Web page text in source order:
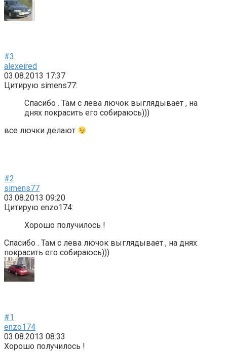
#3
alexeired
03.08.2013 17:37
Цитирую simens77:
Спасибо . Там с лева лючок выглядывает , на
днях покрасить его собираюсь)))
все лючки делают
#2
simens77
03.08.2013 09:20
Цитирую enzo174:
Хорошо получилось !
Спасибо . Там с лева лючок выглядывает , на днях
покрасить его собираюсь)))
#1
enzo174
03.08.2013 08:33
Хорошо получилось !